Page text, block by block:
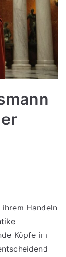
Handeln
Köpfe im